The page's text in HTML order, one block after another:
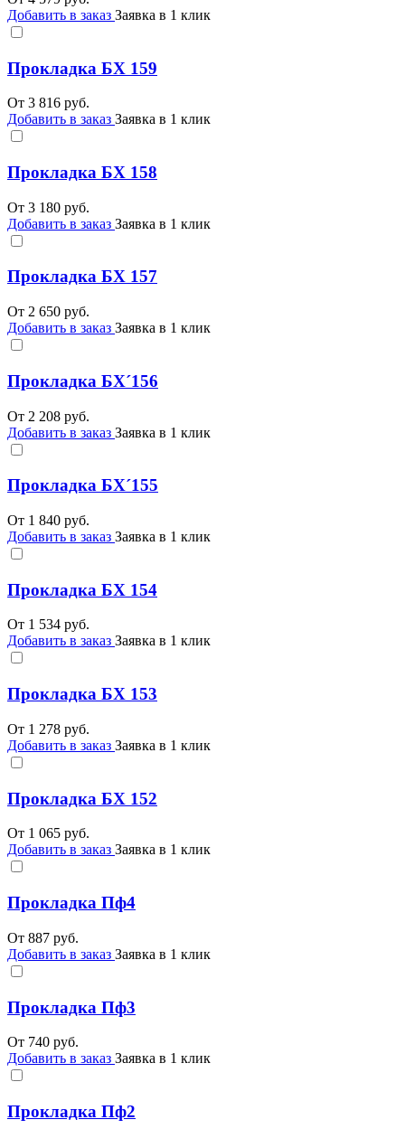
Добавить в заказ Заявка в 1 клик
Прокладка БХ 159
От 3 816 руб.
Добавить в заказ Заявка в 1 клик
Прокладка БХ 158
От 3 180 руб.
Добавить в заказ Заявка в 1 клик
Прокладка БХ 157
От 2 650 руб.
Добавить в заказ Заявка в 1 клик
Прокладка БХ´156
От 2 208 руб.
Добавить в заказ Заявка в 1 клик
Прокладка БХ´155
От 1 840 руб.
Добавить в заказ Заявка в 1 клик
Прокладка БХ 154
От 1 534 руб.
Добавить в заказ Заявка в 1 клик
Прокладка БХ 153
От 1 278 руб.
Добавить в заказ Заявка в 1 клик
Прокладка БХ 152
От 1 065 руб.
Добавить в заказ Заявка в 1 клик
Прокладка Пф4
От 887 руб.
Добавить в заказ Заявка в 1 клик
Прокладка Пф3
От 740 руб.
Добавить в заказ Заявка в 1 клик
Прокладка Пф2